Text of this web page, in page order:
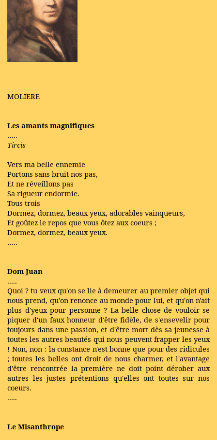
MOLIERE
Les amants magnifiques
…..
Tircis
Vers ma belle ennemie
Portons sans bruit nos pas,
Et ne réveillons pas
Sa rigueur endormie.
Tous trois
Dormez, dormez, beaux yeux, adorables vainqueurs,
Et goûtez le repos que vous ôtez aux coeurs ;
Dormez, dormez, beaux yeux.
…..
Dom Juan
.....
Quoi ? tu veux qu'on se lie à demeurer au premier objet qui
nous prend, qu'on renonce au monde pour lui, et qu'on n'ait
plus d'yeux pour personne ? La belle chose de vouloir se
piquer d'un faux honneur d'être fidèle, de s'ensevelir pour
toujours dans une passion, et d'être mort dès sa jeunesse à
toutes les autres beautés qui nous peuvent frapper les yeux
! Non, non : la constance n'est bonne que pour des ridicules
; toutes les belles ont droit de nous charmer, et l'avantage
d'être rencontrée la première ne doit point dérober aux
autres les justes prétentions qu'elles ont toutes sur nos
coeurs.
.....
Le Misanthrope